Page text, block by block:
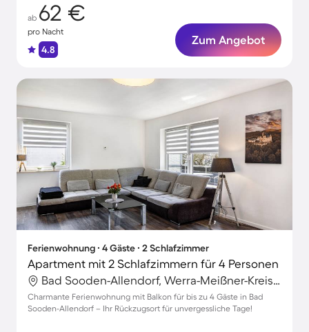
ab 62 €
pro Nacht
4.8
Zum Angebot
Ferienwohnung ∙ 4 Gäste ∙ 2 Schlafzimmer
Apartment mit 2 Schlafzimmern für 4 Personen
Bad Sooden-Allendorf, Werra-Meißner-Kreis, Deutschland
Charmante Ferienwohnung mit Balkon für bis zu 4 Gäste in Bad
Sooden-Allendorf – Ihr Rückzugsort für unvergessliche Tage!